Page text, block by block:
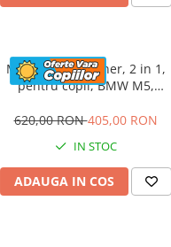
Masinuta cu maner, 2 in 1,
pentru copii, BMW M5,
620,00 RON405,00 RON
IN STOC
ADAUGA IN COS